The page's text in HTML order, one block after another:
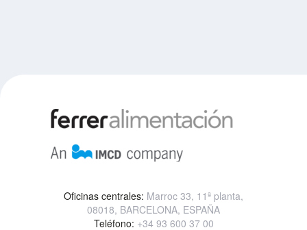
Oficinas centrales: Marroc 33, 11ª planta,
08018, BARCELONA, ESPAÑA
Teléfono: +34 93 600 37 00